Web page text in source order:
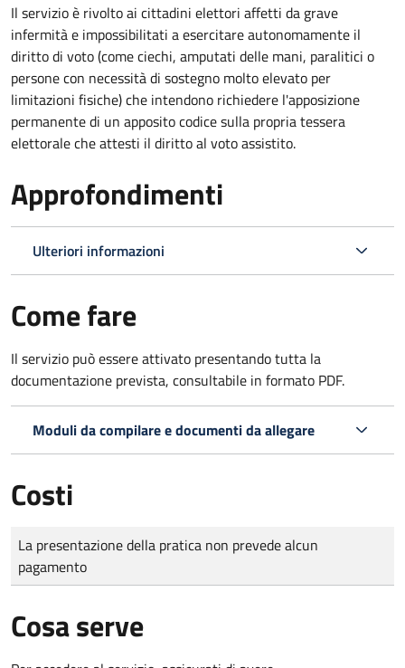
Il servizio è rivolto ai cittadini elettori affetti da grave
infermità e impossibilitati a esercitare autonomamente il
diritto di voto (come ciechi, amputati delle mani, paralitici o
persone con necessità di sostegno molto elevato per
limitazioni fisiche) che intendono richiedere l'apposizione
permanente di un apposito codice sulla propria tessera
elettorale che attesti il diritto al voto assistito.
Approfondimenti
Ulteriori informazioni
Come fare
Il servizio può essere attivato presentando tutta la
documentazione prevista, consultabile in formato PDF.
Moduli da compilare e documenti da allegare
Costi
Tipo di pagamento
Importo
La presentazione della pratica non prevede alcun
pagamento
Cosa serve